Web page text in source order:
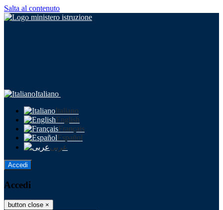
Salta al contenuto
Italiano
Italiano
English
Français
Español
عربى
Accedi
Accedi
button close ×